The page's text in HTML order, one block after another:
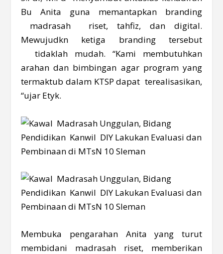
Bu Anita guna memantapkan branding
madrasah riset, tahfiz, dan digital.
Mewujudkn ketiga branding tersebut
tidaklah mudah. “Kami membutuhkan
arahan dan bimbingan agar program yang
termaktub dalam KTSP dapat terealisasikan,
“ujar Etyk.
Membuka pengarahan Anita yang turut
membidani madrasah riset, memberikan